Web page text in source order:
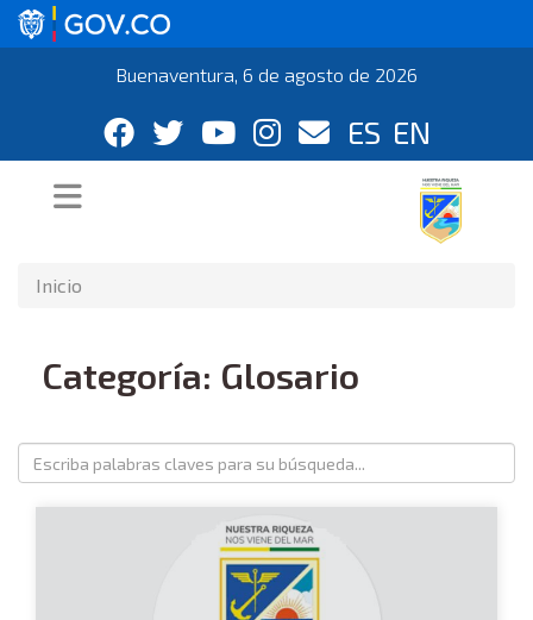
Buenaventura, 6 de agosto de 2026
ES EN
Inicio
Categoría: Glosario